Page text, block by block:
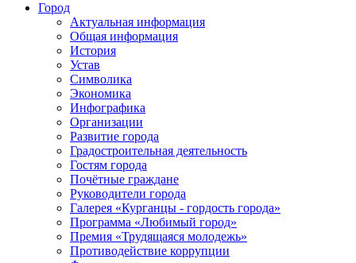
Город
Актуальная информация
Общая информация
История
Устав
Символика
Экономика
Инфографика
Организации
Развитие города
Градостроительная деятельность
Гостям города
Почётные граждане
Руководители города
Галерея «Курганцы - гордость города»
Программа «Любимый город»
Премия «Трудящаяся молодежь»
Противодействие коррупции